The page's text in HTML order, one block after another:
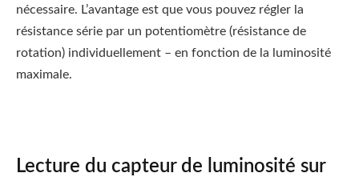
nécessaire. L’avantage est que vous pouvez régler la
résistance série par un potentiomètre (résistance de
rotation) individuellement – en fonction de la luminosité
maximale.
Lecture du capteur de luminosité sur